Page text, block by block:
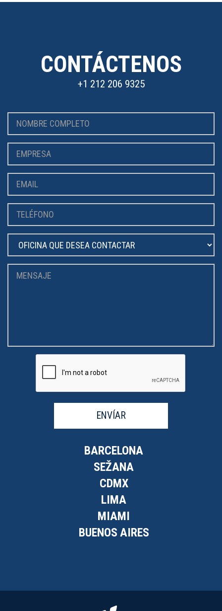
CONTÁCTENOS
+1 212 206 9325
ENVÍAR
BARCELONA
SEŽANA
CDMX
LIMA
MIAMI
BUENOS AIRES